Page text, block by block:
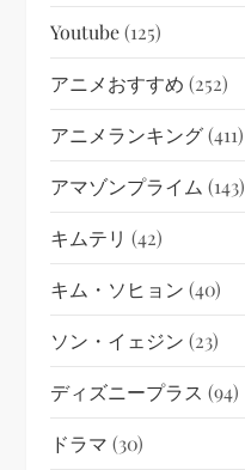
Youtube(125)
アニメおすすめ (252)
アニメランキング(411)
アマゾンプライム (143)
キムテリ (42)
キム・ソヒョン (40)
ソン・イェジン (23)
ディズニープラス (94)
ドラマ (30)